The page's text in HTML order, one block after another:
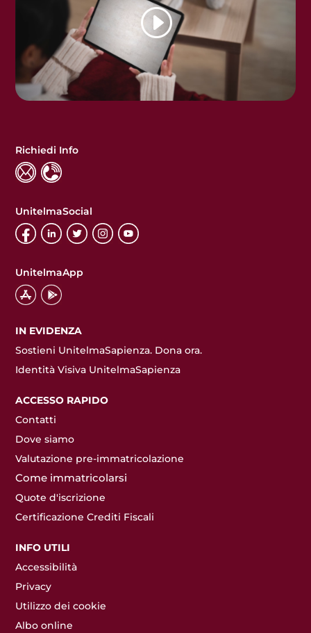
Richiedi Info
UnitelmaSocial
UnitelmaApp
IN EVIDENZA
Sostieni UnitelmaSapienza. Dona ora.
Identità Visiva UnitelmaSapienza
ACCESSO RAPIDO
Contatti
Dove siamo
Valutazione pre-immatricolazione
Come immatricolarsi
Quote d'iscrizione
Certificazione Crediti Fiscali
INFO UTILI
Accessibilità
Privacy
Utilizzo dei cookie
Albo online